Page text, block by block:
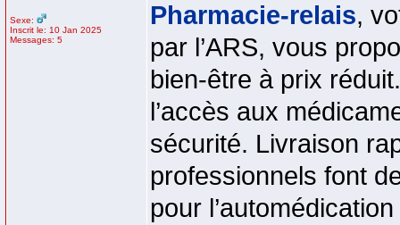
Sexe:
Inscrit le: 10 Jan 2025
Messages: 5
Pharmacie-relais,
par l’ARS, vous
bien-être à prix
l’accès aux
sécurité. Livraison
professionnels font
pour